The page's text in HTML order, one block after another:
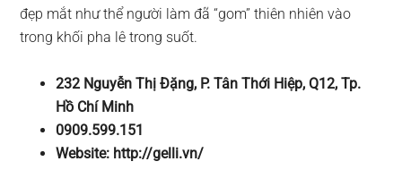
đẹp mắt như thể người làm đã “gom” thiên nhiên vào
trong khối pha lê trong suốt.
232 Nguyễn Thị Đặng, P. Tân Thới Hiệp, Q12, Tp.
Hồ Chí Minh
0909.599.151
Website: http://gelli.vn/